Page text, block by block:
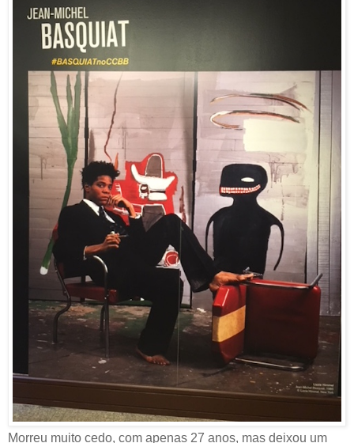
Morreu muito cedo, com apenas 27 anos, mas deixou um